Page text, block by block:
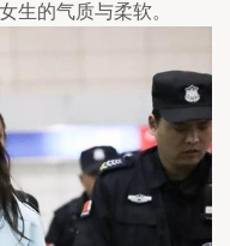
生的气质与柔软。